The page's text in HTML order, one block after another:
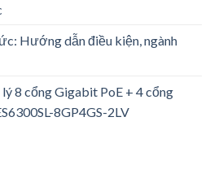
Hướng dẫn điều kiện, ngành
8 cổng Gigabit PoE + 4 cổng
8GP4GS-2LV